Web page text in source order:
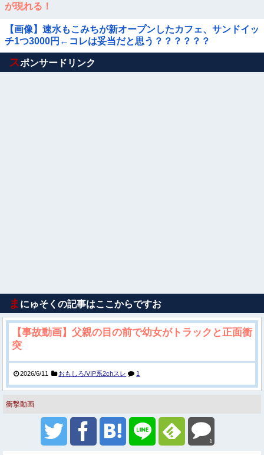
が現れる！
【画像】速水もこみちが新オープンしたカフェ、サンドイッ
チ1つ3000円←コレは妥当だと思う？？？？？？
Powered by livedoor 相互RSS
スポンサードリンク
ま にゅそくの記事はここからですお
【事故動画】父親の目の前で幼女がトラックと正面衝
突
2026/6/11 おもしろ/VIP系2chスレ 1
衝撃動画
1